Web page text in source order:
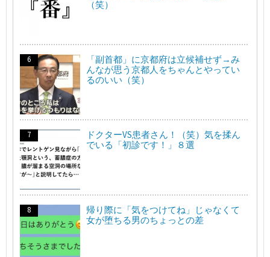
（笑）
「副首都」に京都府は立候補せず→み
んなが思う京都人をちゃんとやってい
るのいい（笑）
ドクターVS患者さん！（笑）気を揉ん
でいる「初診です！」８選
帰り際に「気をつけてね」じゃなくて
女が堕ちる男のちょっとの差